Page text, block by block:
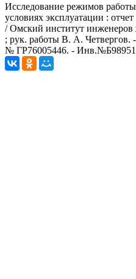
Исследование режимов
условиях эксплуатации :
/ Омский институт инженеров
; рук. работы В. А.
№ ГР76005446. -